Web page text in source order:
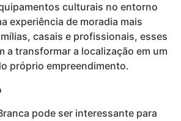
culturais no entorno
experiência de moradia mais
casais e profissionais, esses
a transformar a localização em um
próprio empreendimento.
pode ser interessante para